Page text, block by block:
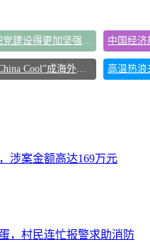
把党建设得更加坚强有力
“China Cool”成海外热词
涉案金额高达169万元
，村民连忙报警求助消防